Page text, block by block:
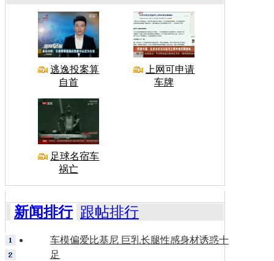
逃逸投案算
自首
上网可申请
车牌
足球名宿车
祸亡
新闻排行 跟帖排行
车模偏爱比基尼 巨乳长腿性感身材诱惑十
足